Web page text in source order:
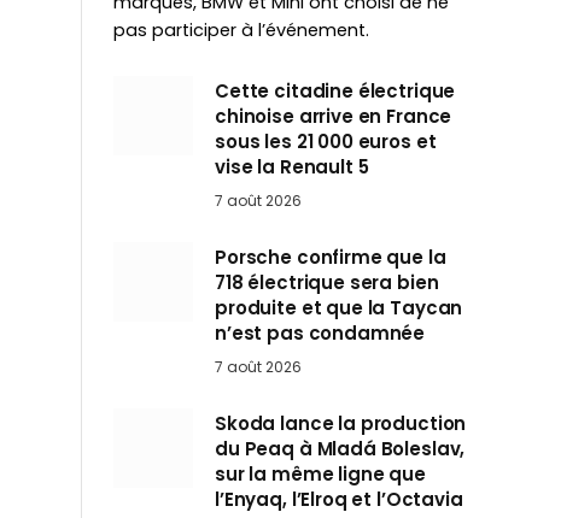
pas participer à l’événement.
Cette citadine électrique
chinoise arrive en France
sous les 21 000 euros et
vise la Renault 5
7 août 2026
Porsche confirme que la
718 électrique sera bien
produite et que la Taycan
n’est pas condamnée
7 août 2026
Skoda lance la production
du Peaq à Mladá Boleslav,
sur la même ligne que
l’Enyaq, l’Elroq et l’Octavia